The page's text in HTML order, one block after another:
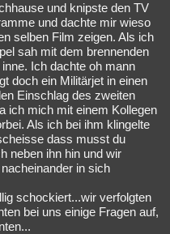
und knipste den TV
und dachte mir wieso
selben Film zeigen. Als ich
sah mit dem brennenden
Ich dachte oh mann
doch ein Militärjet in einen
Einschlag des zweiten
ich mich mit einem Kollegen
Als ich bei ihm klingelte
dass musst du
neben ihn hin und wir
in sich
schockiert...wir verfolgten
bei uns einige Fragen auf,